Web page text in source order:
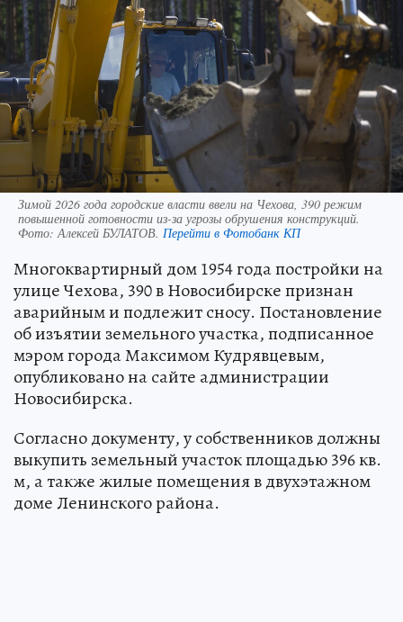
Зимой 2026 года городские власти ввели на Чехова, 390 режим
повышенной готовности из-за угрозы обрушения конструкций.
Фото: Алексей БУЛАТОВ. Перейти в Фотобанк КП
Многоквартирный дом 1954 года постройки на
улице Чехова, 390 в Новосибирске признан
аварийным и подлежит сносу. Постановление
об изъятии земельного участка, подписанное
мэром города Максимом Кудрявцевым,
опубликовано на сайте администрации
Новосибирска.
Согласно документу, у собственников должны
выкупить земельный участок площадью 396 кв.
м, а также жилые помещения в двухэтажном
доме Ленинского района.